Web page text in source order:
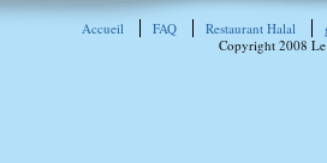
Accueil FAQ Restaurant Halal
Copyright 2008